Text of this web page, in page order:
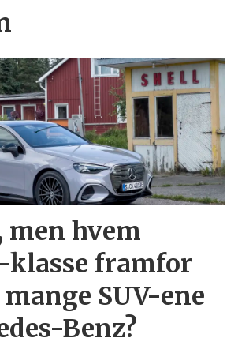
hvem
klasse framfor
SUV-ene
Benz?